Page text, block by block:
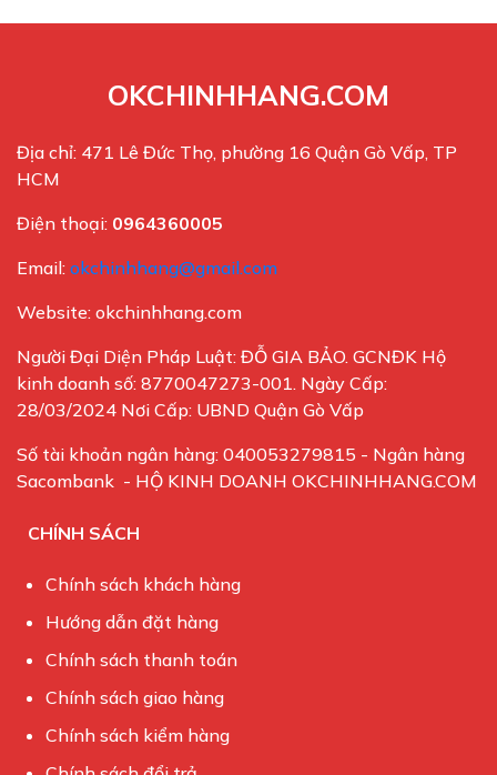
OKCHINHHANG.COM
Địa chỉ: 471 Lê Đức Thọ, phường 16 Quận Gò Vấp, TP
HCM
Điện thoại: 0964360005
Email: okchinhhang@gmail.com
Website: okchinhhang.com
Người Đại Diện Pháp Luật: ĐỖ GIA BẢO. GCNĐK Hộ
kinh doanh số: 8770047273-001. Ngày Cấp:
28/03/2024 Nơi Cấp: UBND Quận Gò Vấp
Số tài khoản ngân hàng: 040053279815 - Ngân hàng
Sacombank - HỘ KINH DOANH OKCHINHHANG.COM
CHÍNH SÁCH
Chính sách khách hàng
Hướng dẫn đặt hàng
Chính sách thanh toán
Chính sách giao hàng
Chính sách kiểm hàng